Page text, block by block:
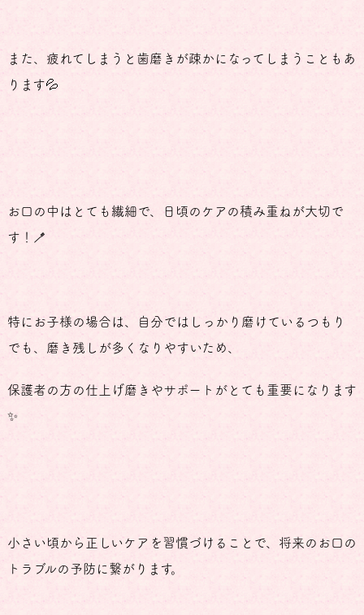
また、疲れてしまうと歯磨きが疎かになってしまうこともあ
ります💦
お口の中はとても繊細で、日頃のケアの積み重ねが大切で
す！🪥
特にお子様の場合は、自分ではしっかり磨けているつもり
でも、磨き残しが多くなりやすいため、
保護者の方の仕上げ磨きやサポートがとても重要になります
✨
小さい頃から正しいケアを習慣づけることで、将来のお口の
トラブルの予防に繋がります。